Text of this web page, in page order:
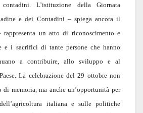
L’istituzione della Giornata
e dei Contadini – spiega ancora il
rappresenta un atto di riconoscimento e
e i sacrifici di tante persone che hanno
a contribuire, allo sviluppo e al
La celebrazione del 29 ottobre non
di memoria, ma anche un’opportunità per
italiana e sulle politiche